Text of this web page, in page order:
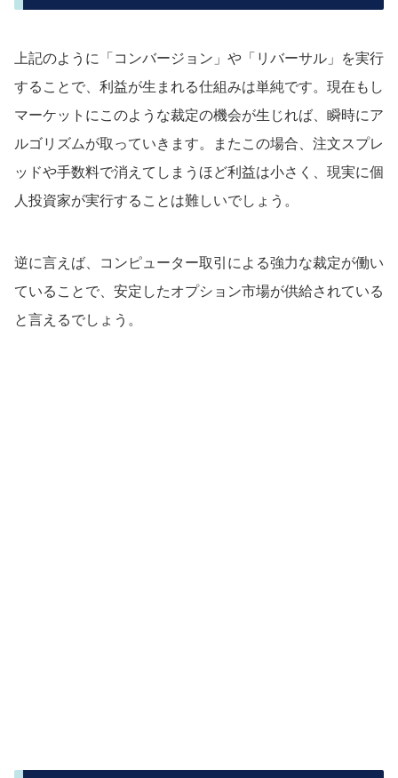
上記のように「コンバージョン」や「リバーサル」を実行
することで、利益が生まれる仕組みは単純です。現在もし
マーケットにこのような裁定の機会が生じれば、瞬時にア
ルゴリズムが取っていきます。またこの場合、注文スプレ
ッドや手数料で消えてしまうほど利益は小さく、現実に個
人投資家が実行することは難しいでしょう。
逆に言えば、コンピューター取引による強力な裁定が働い
ていることで、安定したオプション市場が供給されている
と言えるでしょう。